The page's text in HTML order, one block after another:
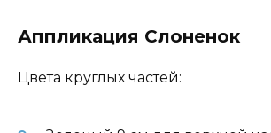
Аппликация Слоненок
Цвета круглых частей: